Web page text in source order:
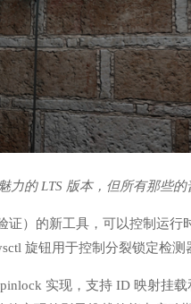
力的 LTS 版本，但所有那些
证）的新工具，可以控制运行
旋钮用于控制分裂锁定检测
实现，支持 ID 映射挂